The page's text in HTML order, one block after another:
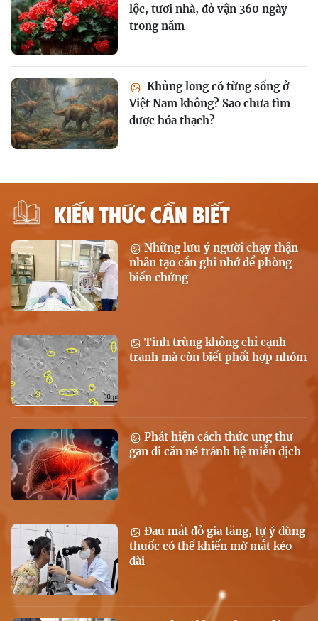
lộc, tươi nhà, đỏ vận 360 ngày
trong năm
Khủng long có từng sống ở
Việt Nam không? Sao chưa tìm
được hóa thạch?
KIẾN THỨC CẦN BIẾT
Những lưu ý người chạy thận
nhân tạo cần ghi nhớ để phòng
biến chứng
Tinh trùng không chỉ cạnh
tranh mà còn biết phối hợp nhóm
Phát hiện cách thức ung thư
gan di căn né tránh hệ miễn dịch
Đau mắt đỏ gia tăng, tự ý dùng
thuốc có thể khiến mờ mắt kéo
dài